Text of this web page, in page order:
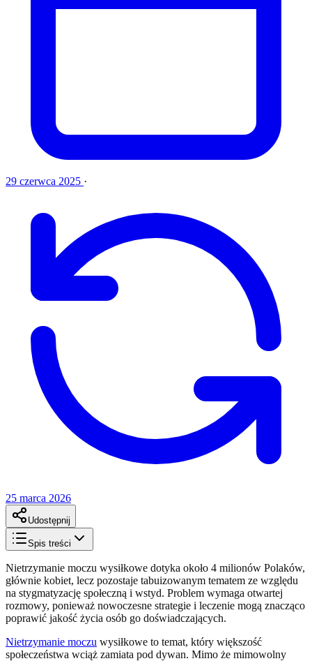
29 czerwca 2025 ·
25 marca 2026
Udostępnij
Spis treści
Nietrzymanie moczu wysiłkowe dotyka około 4 milionów Polaków,
głównie kobiet, lecz pozostaje tabuizowanym tematem ze względu
na stygmatyzację społeczną i wstyd. Problem wymaga otwartej
rozmowy, ponieważ nowoczesne strategie i leczenie mogą znacząco
poprawić jakość życia osób go doświadczających.
Nietrzymanie moczu wysiłkowe to temat, który większość
społeczeństwa wciąż zamiata pod dywan. Mimo że mimowolny